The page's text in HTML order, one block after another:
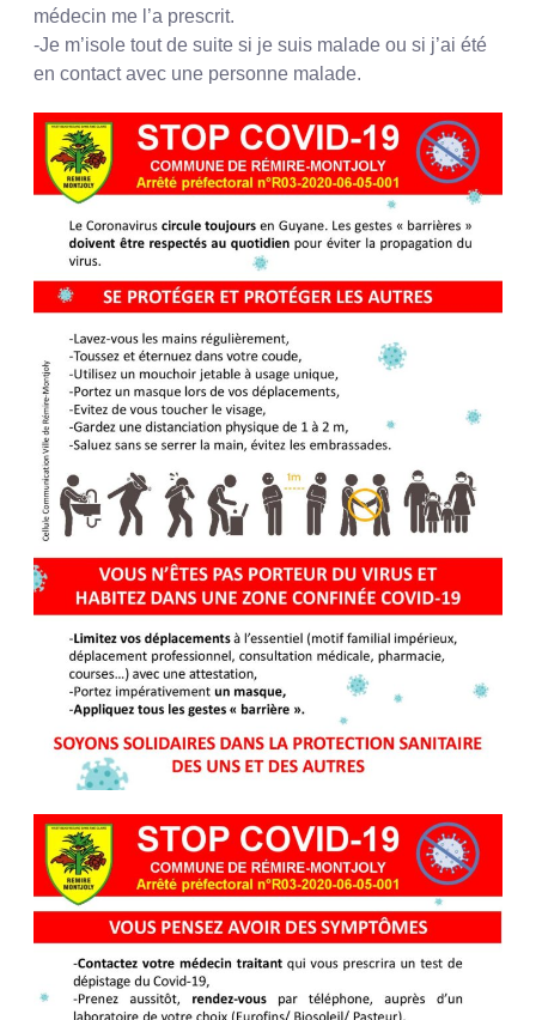
médecin me l’a prescrit.
-Je m’isole tout de suite si je suis malade ou si j’ai été
en contact avec une personne malade.